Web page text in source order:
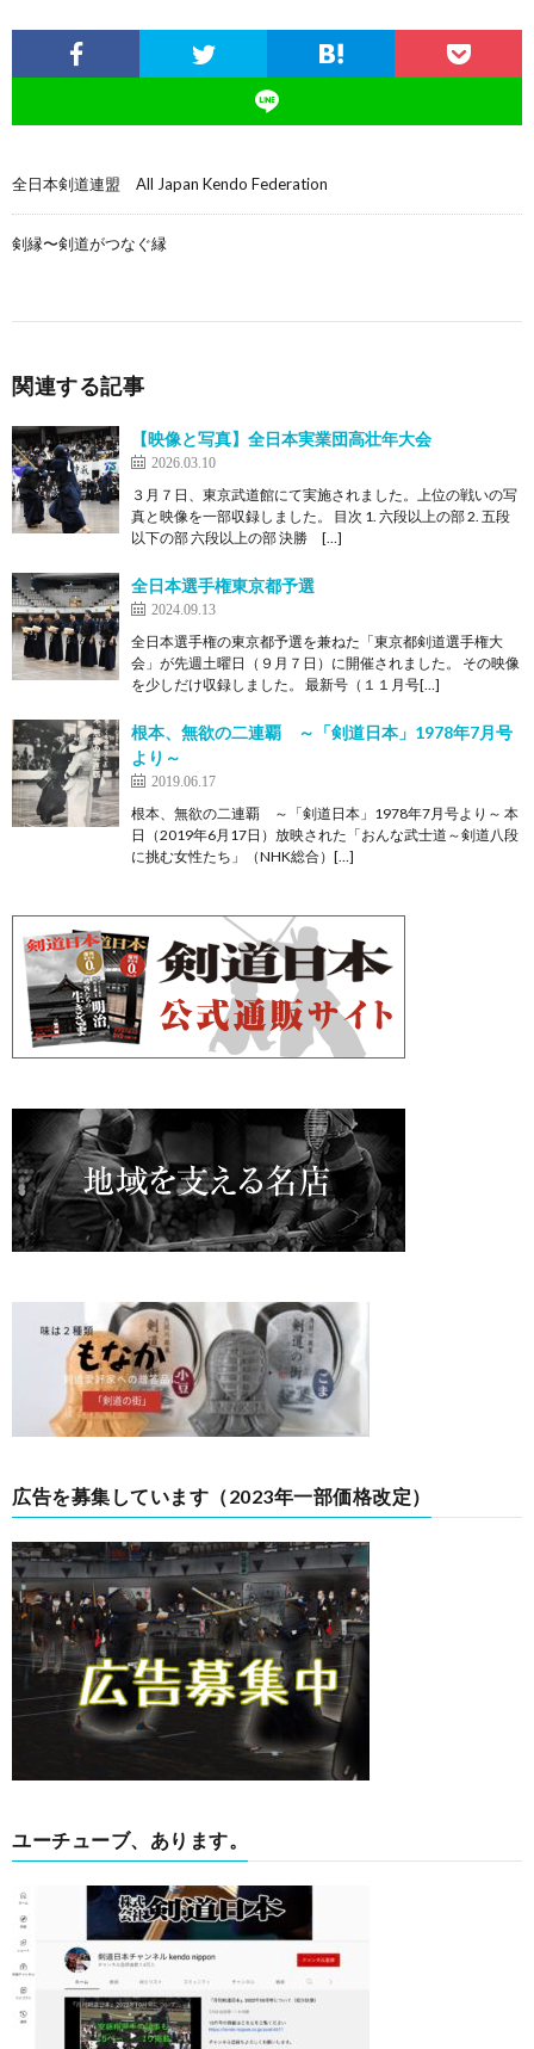
全日本剣道連盟 All Japan Kendo Federation
剣縁〜剣道がつなぐ縁
関連する記事
【映像と写真】全日本実業団高壮年大会
2026.03.10
３月７日、東京武道館にて実施されました。上位の戦いの写
真と映像を一部収録しました。 目次 1. 六段以上の部 2. 五段
以下の部 六段以上の部 決勝 […]
全日本選手権東京都予選
2024.09.13
全日本選手権の東京都予選を兼ねた「東京都剣道選手権大
会」が先週土曜日（９月７日）に開催されました。 その映像
を少しだけ収録しました。 最新号（１１月号[…]
根本、無欲の二連覇 ～「剣道日本」1978年7月号
より～
2019.06.17
根本、無欲の二連覇 ～「剣道日本」1978年7月号より～ 本
日（2019年6月17日）放映された「おんな武士道～剣道八段
に挑む女性たち」（NHK総合）[…]
広告を募集しています（2023年一部価格改定）
ユーチューブ、あります。